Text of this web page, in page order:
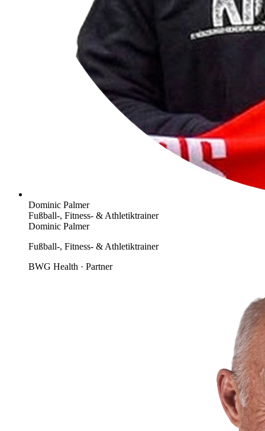
Dominic Palmer
Fußball-, Fitness- & Athletiktrainer
Dominic Palmer
Fußball-, Fitness- & Athletiktrainer
BWG Health · Partner